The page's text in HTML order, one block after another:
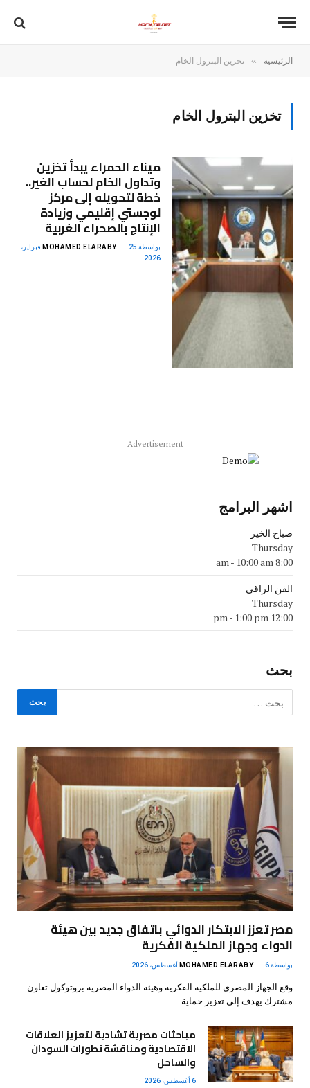
الرئيسية » تخزين البترول الخام
تخزين البترول الخام
ميناء الحمراء يبدأ تخزين
وتداول الخام لحساب الغير..
خطة لتحويله إلى مركز
لوجستي إقليمي وزيادة
الإنتاج بالصحراء الغربية
بواسطة MOHAMED ELARABY 25 فبراير،
2026
Advertisement
اشهر البرامج
صباح الخير
Thursday
8:00 am
- 10:00 am
الفن الراقي
Thursday
12:00 pm
- 1:00 pm
بحث
مصر تعزز الابتكار الدوائي باتفاق جديد بين هيئة
الدواء وجهاز الملكية الفكرية
بواسطة MOHAMED ELARABY 6 أغسطس، 2026
وقع الجهاز المصري للملكية الفكرية وهيئة الدواء المصرية بروتوكول تعاون
مشترك يهدف إلى تعزيز حماية…
مباحثات مصرية تشادية لتعزيز العلاقات
الاقتصادية ومناقشة تطورات السودان
والساحل
6 أغسطس، 2026